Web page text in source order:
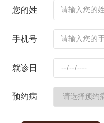
您的姓
手机号
就诊日
预约病